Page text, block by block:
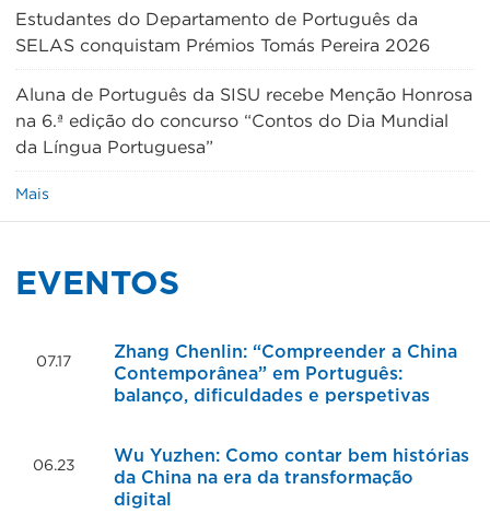
Estudantes do Departamento de Português da
SELAS conquistam Prémios Tomás Pereira 2026
Aluna de Português da SISU recebe Menção Honrosa
na 6.ª edição do concurso “Contos do Dia Mundial
da Língua Portuguesa”
Mais
EVENTOS
07.17
Zhang Chenlin: “Compreender a China
Contemporânea” em Português:
balanço, dificuldades e perspetivas
06.23
Wu Yuzhen: Como contar bem histórias
da China na era da transformação
digital